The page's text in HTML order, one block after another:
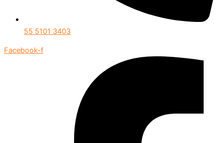
55 5101 3403
Facebook-f